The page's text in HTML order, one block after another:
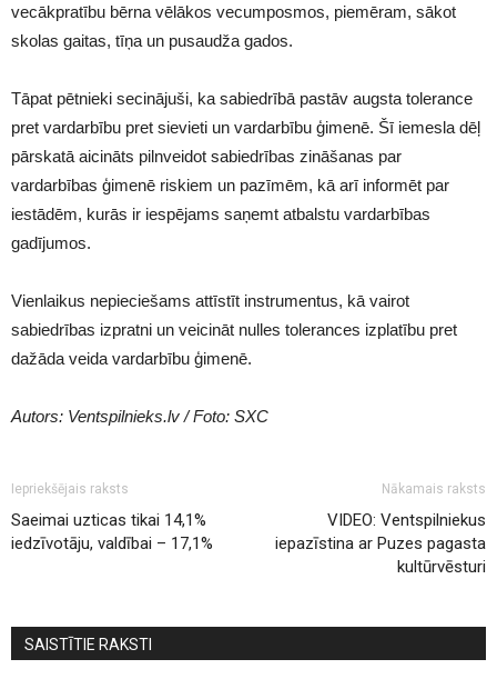
vecākpratību bērna vēlākos vecumposmos, piemēram, sākot
skolas gaitas, tīņa un pusaudža gados.
Tāpat pētnieki secinājuši, ka sabiedrībā pastāv augsta tolerance
pret vardarbību pret sievieti un vardarbību ģimenē. Šī iemesla dēļ
pārskatā aicināts pilnveidot sabiedrības zināšanas par
vardarbības ģimenē riskiem un pazīmēm, kā arī informēt par
iestādēm, kurās ir iespējams saņemt atbalstu vardarbības
gadījumos.
Vienlaikus nepieciešams attīstīt instrumentus, kā vairot
sabiedrības izpratni un veicināt nulles tolerances izplatību pret
dažāda veida vardarbību ģimenē.
Autors: Ventspilnieks.lv / Foto: SXC
Iepriekšējais raksts
Saeimai uzticas tikai 14,1%
iedzīvotāju, valdībai – 17,1%
Nākamais raksts
VIDEO: Ventspilniekus
iepazīstina ar Puzes pagasta
kultūrvēsturi
SAISTĪTIE RAKSTI